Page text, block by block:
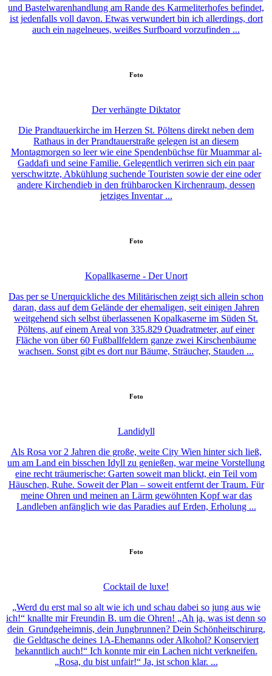
und Bastelwarenhandlung am Rande des Karmeliterhofes befindet,
ist jedenfalls voll davon. Etwas verwundert bin ich allerdings, dort
auch ein nagelneues, weißes Surfboard vorzufinden ...
Foto
Der verhängte Diktator
Die Prandtauerkirche im Herzen St. Pöltens direkt neben dem
Rathaus in der Prandtauerstraße gelegen ist an diesem
Montagmorgen so leer wie eine Spendenbüchse für Muammar al-
Gaddafi und seine Familie. Gelegentlich verirren sich ein paar
verschwitzte, Abkühlung suchende Touristen sowie der eine oder
andere Kirchendieb in den frühbarocken Kirchenraum, dessen
jetziges Inventar ...
Foto
Kopallkaserne - Der Unort
Das per se Unerquickliche des Militärischen zeigt sich allein schon
daran, dass auf dem Gelände der ehemaligen, seit einigen Jahren
weitgehend sich selbst überlassenen Kopalkaserne im Süden St.
Pöltens, auf einem Areal von 335.829 Quadratmeter, auf einer
Fläche von über 60 Fußballfeldern ganze zwei Kirschenbäume
wachsen. Sonst gibt es dort nur Bäume, Sträucher, Stauden ...
Foto
Landidyll
Als Rosa vor 2 Jahren die große, weite City Wien hinter sich ließ,
um am Land ein bisschen Idyll zu genießen, war meine Vorstellung
eine recht träumerische: Garten soweit man blickt, ein Teil vom
Häuschen, Ruhe. Soweit der Plan – soweit entfernt der Traum. Für
meine Ohren und meinen an Lärm gewöhnten Kopf war das
Landleben anfänglich wie das Paradies auf Erden, Erholung ...
Foto
Cocktail de luxe!
„Werd du erst mal so alt wie ich und schau dabei so jung aus wie
ich!“ knallte mir Freundin B. um die Ohren! „Ah ja, was ist denn so
dein Grundgeheimnis, dein Jungbrunnen? Dein Schönheitschirurg,
die Geldtasche deines 1A-Ehemanns oder Alkohol? Konserviert
bekanntlich auch!“ Ich konnte mir ein Lachen nicht verkneifen.
„Rosa, du bist unfair!“ Ja, ist schon klar. ...